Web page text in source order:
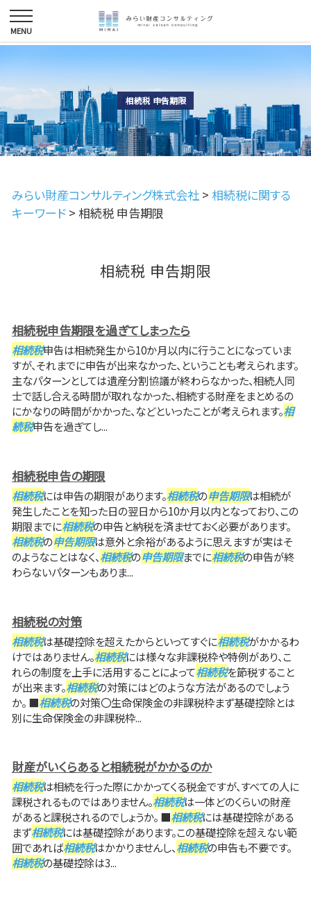
相続税 申告期限
みらい財産コンサルティング株式会社 > 相続税に関する
キーワード > 相続税 申告期限
相続税 申告期限
相続税申告期限を過ぎてしまったら
相続税申告は相続発生から10か月以内に行うことになっていま
すが、それまでに申告が出来なかった、ということも考えられます。
主なパターンとしては遺産分割協議が終わらなかった、相続人同
士で話し合える時間が取れなかった、相続する財産をまとめるの
にかなりの時間がかかった、などといったことが考えられます。相
続税申告を過ぎてし...
相続税申告の期限
相続税には申告の期限があります。相続税の申告期限は相続が
発生したことを知った日の翌日から10か月以内となっており、この
期限までに相続税の申告と納税を済ませておく必要があります。
相続税の申告期限は意外と余裕があるように思えますが実はそ
のようなことはなく、相続税の申告期限までに相続税の申告が終
わらないパターンもありま...
相続税の対策
相続税は基礎控除を超えたからといってすぐに相続税がかかるわ
けではありません。相続税には様々な非課税枠や特例があり、こ
れらの制度を上手に活用することによって相続税を節税すること
が出来ます。相続税の対策にはどのような方法があるのでしょう
か。 ■相続税の対策〇生命保険金の非課税枠まず基礎控除とは
別に生命保険金の非課税枠...
財産がいくらあると相続税がかかるのか
相続税は相続を行った際にかかってくる税金ですが、すべての人に
課税されるものではありません。相続税は一体どのくらいの財産
があると課税されるのでしょうか。 ■相続税には基礎控除がある
まず相続税には基礎控除があります。この基礎控除を超えない範
囲であれば相続税はかかりませんし、相続税の申告も不要です。
相続税の基礎控除は3...